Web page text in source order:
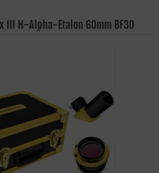
III H-Alpha-Etalon 60mm BF30